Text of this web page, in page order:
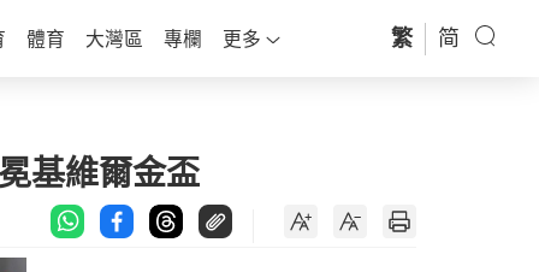
體育 大灣區 專欄 更多 繁 简
基維爾金盃